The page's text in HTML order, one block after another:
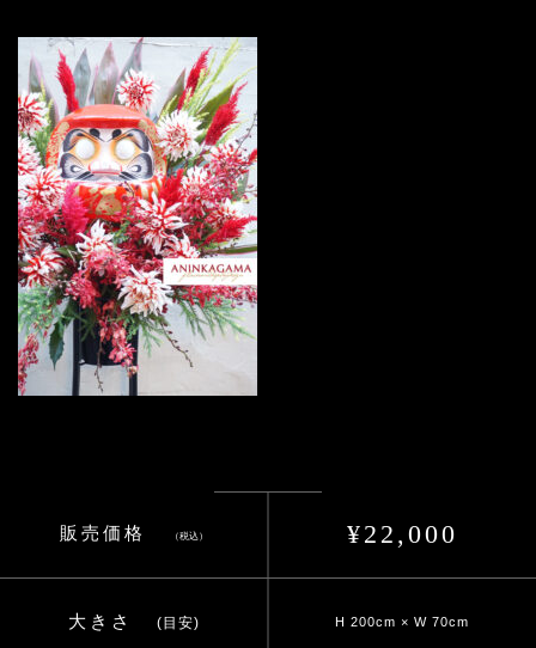
販売価格 （税込） ¥22,000
大きさ (目安) H 200cm × W 70cm